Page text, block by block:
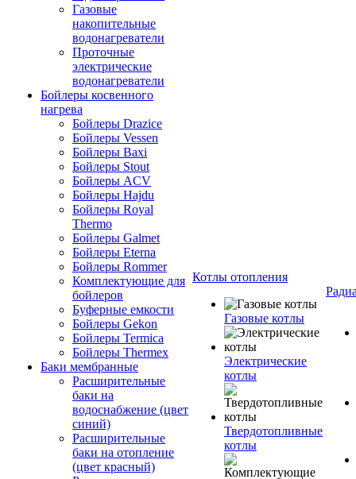
Газовые
накопительные
водонагреватели
Проточные
электрические
водонагреватели
Бойлеры косвенного
нагрева
Бойлеры Drazice
Бойлеры Vessen
Бойлеры Baxi
Бойлеры Stout
Бойлеры ACV
Бойлеры Hajdu
Бойлеры Royal
Thermo
Бойлеры Galmet
Бойлеры Eterna
Бойлеры Rommer
Комплектующие для
бойлеров
Буферные емкости
Бойлеры Gekon
Бойлеры Termica
Бойлеры Thermex
Баки мембранные
Расширительные
баки на
водоснабжение (цвет
синий)
Расширительные
баки на отопление
(цвет красный)
Котлы отопления
Газовые котлы
Электрические
котлы
Твердотопливные
котлы